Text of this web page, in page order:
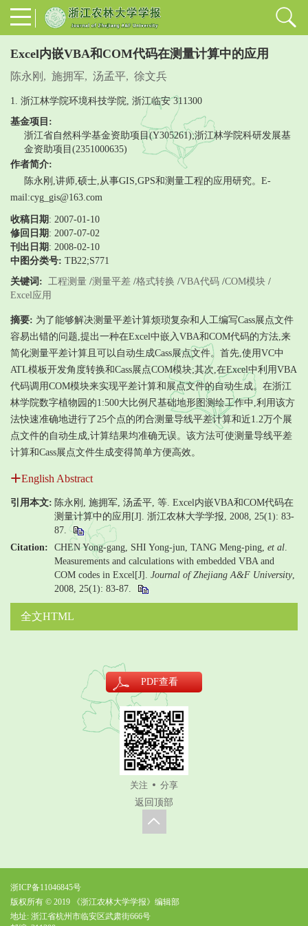
Excel内嵌VBA和COM代码在测量计算中的应用
陈永刚 , 施拥军, 汤孟平, 徐文兵
1. 浙江林学院环境科技学院, 浙江临安 311300
基金项目:
浙江省自然科学基金资助项目(Y305261);浙江林学院科研发展基
金资助项目(2351000635)
作者简介:
陈永刚,讲师,硕士,从事GIS,GPS和测量工程的应用研究。E-
mail:cyg_gis@163.com
收稿日期 : 2007-01-10
修回日期 : 2007-07-02
刊出日期 : 2008-02-10
中图分类号: TB22;S771
关键词:
工程测量 /测量平差 /格式转换 /VBA代码 /COM模块 /
Excel应用
摘要: 为了能够解决测量平差计算烦琐复杂和人工编写Cass展点文件
容易出错的问题,提出一种在Excel中嵌入VBA和COM代码的方法,来
简化测量平差计算且可以自动生成Cass展点文件。首先,使用VC中
ATL模板开发角度转换和Cass展点COM模块;其次,在Excel中利用VBA
代码调用COM模块来实现平差计算和展点文件的自动生成。在浙江
林学院数字植物园的1:500大比例尺基础地形图测绘工作中,利用该方
法快速准确地进行了25个点的闭合测量导线平差计算和近1.2万个展
点文件的自动生成,计算结果均准确无误。该方法可使测量导线平差
计算和Cass展点文件生成变得简单方便高效。
English Abstract
引用本文: 陈永刚, 施拥军, 汤孟平, 等. Excel内嵌VBA和COM代码在
测量计算中的应用[J]. 浙江农林大学学报, 2008, 25(1): 83-
87.
Citation:
CHEN Yong-gang, SHI Yong-jun, TANG Meng-ping, et al
Measurements and calculations with embedded VBA and
COM codes in Excel[J]. Journal of Zhejiang A&F University,
2008, 25(1): 83-87.
全文HTML
PDF查看
关注
分享
返回顶部
浙ICP备11046845号
版权所有 © 2019 《浙江农林大学学报》编辑部
地址: 浙江省杭州市临安区武肃街666号